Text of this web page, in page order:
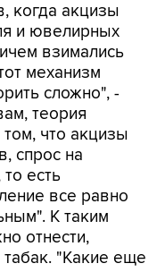
когда акцизы
и ювелирных
взимались
механизм
сложно", -
теория
что акцизы
спрос на
есть
все равно
К таким
отнести,
"Какие еще